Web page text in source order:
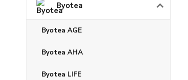
Byotea
Byotea AGE
Byotea AHA
Byotea LIFE